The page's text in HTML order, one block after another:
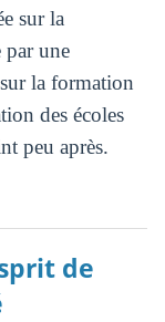
sur la
par une
la formation
des écoles
peu après.
de